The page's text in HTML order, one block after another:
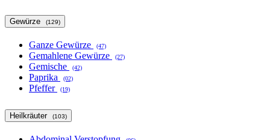
Gewürze (129)
Ganze Gewürze (47)
Gemahlene Gewürze (27)
Gemische (42)
Paprika (02)
Pfeffer (19)
Heilkräuter (103)